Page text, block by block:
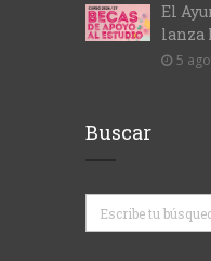
El
lanza
5
Buscar
Buscar